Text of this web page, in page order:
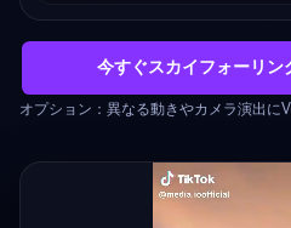
今すぐスカイフォーリン
オプション：異なる動きやカメラ演出に